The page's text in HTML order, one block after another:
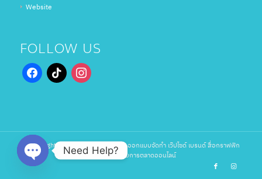
Website
FOLLOW US
© Copyright 2000 - wirewoflstudio : ออกแบบจัดทำ เว๊ปไซด์ เบรนด์ สื่อกราฟฟิก
และวีดีโอ สำหรับการตลาดออนไลน์
Need Help?